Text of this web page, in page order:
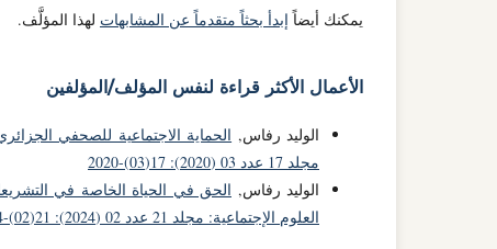
يمكنك أيضاً إبدأ بحثاً متقدماً عن المشابهات لهذا المؤلَّف.
الأعمال الأكثر قراءة لنفس المؤلف/المؤلفين
الوليد رفاس, الحماية الاجتماعية للصحفي
مجلد 17 عدد 03 (2020): 17(03)-2020
الوليد رفاس, الحق في الحياة الخاصة في التشريعات
العلوم الإجتماعية: مجلد 21 عدد 02 (2024): 21(02)-2024